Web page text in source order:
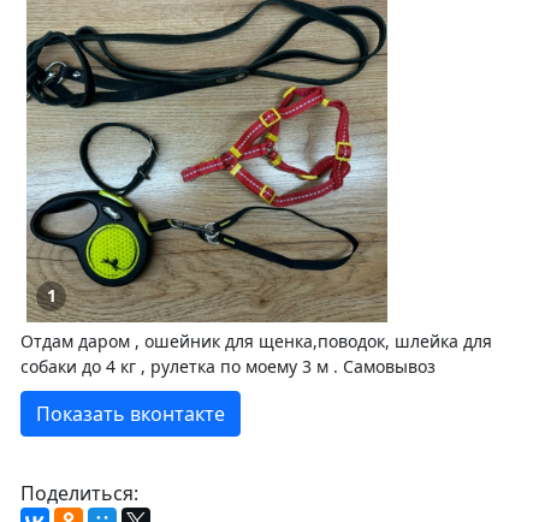
1
Отдам даром , ошейник для щенка,поводок, шлейка для
собаки до 4 кг , рулетка по моему 3 м . Самовывоз
Показать вконтакте
Поделиться: